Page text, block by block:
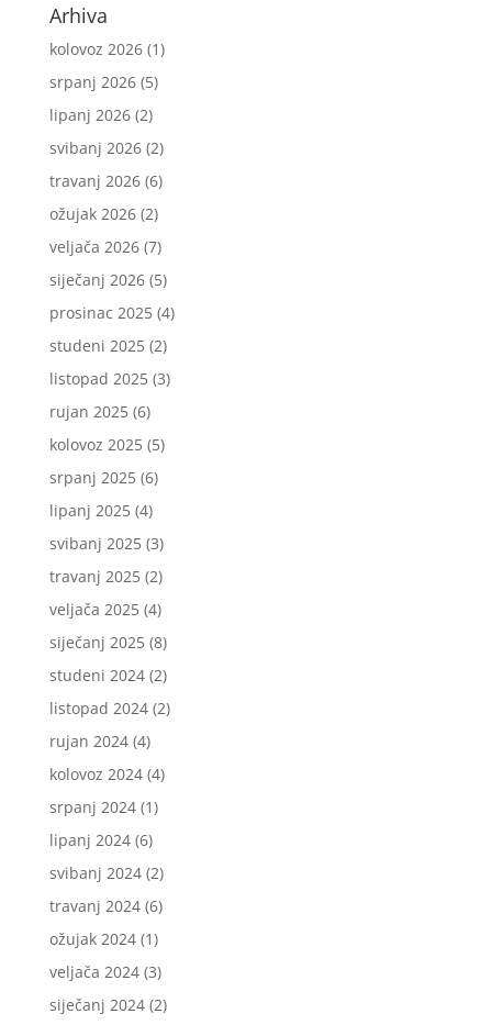
Arhiva
kolovoz 2026(1)
srpanj 2026(5)
lipanj 2026(2)
svibanj 2026(2)
travanj 2026(6)
ožujak 2026(2)
veljača 2026(7)
siječanj 2026(5)
prosinac 2025(4)
studeni 2025(2)
listopad 2025(3)
rujan 2025(6)
kolovoz 2025(5)
srpanj 2025(6)
lipanj 2025(4)
svibanj 2025(3)
travanj 2025(2)
veljača 2025(4)
siječanj 2025(8)
studeni 2024(2)
listopad 2024(2)
rujan 2024(4)
kolovoz 2024(4)
srpanj 2024(1)
lipanj 2024(6)
svibanj 2024(2)
travanj 2024(6)
ožujak 2024(1)
veljača 2024(3)
siječanj 2024(2)